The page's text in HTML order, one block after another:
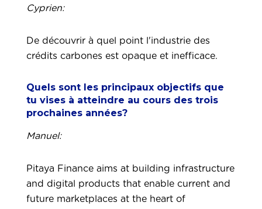
Cyprien:
De découvrir à quel point l'industrie des
crédits carbones est opaque et inefficace.
Quels sont les principaux objectifs que
tu vises à atteindre au cours des trois
prochaines années?
Manuel:
Pitaya Finance aims at building infrastructure
and digital products that enable current and
future marketplaces at the heart of